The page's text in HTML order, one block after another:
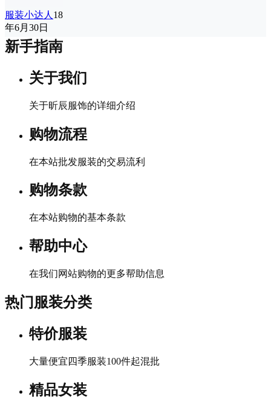
服装小达人 18
年6月30日
新手指南
关于我们
关于昕辰服饰的详细介绍
购物流程
在本站批发服装的交易流利
购物条款
在本站购物的基本条款
帮助中心
在我们网站购物的更多帮助信息
热门服装分类
特价服装
大量便宜四季服装100件起混批
精品女装